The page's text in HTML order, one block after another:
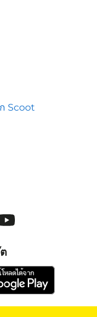
Scoot